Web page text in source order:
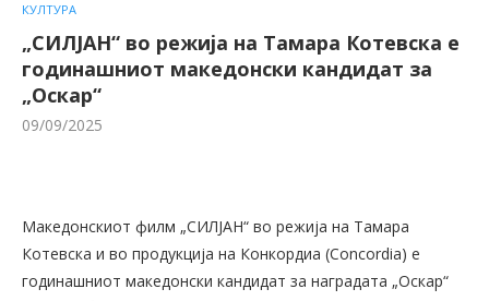
КУЛТУРА
„СИЛЈАН“ во режија на Тамара Котевска е
годинашниот македонски кандидат за
„Оскар“
09/09/2025
Македонскиот филм „СИЛЈАН“ во режија на Тамара
Котевска и во продукција на Конкордиа (Concordia) е
годинашниот македонски кандидат за наградата „Оскар“